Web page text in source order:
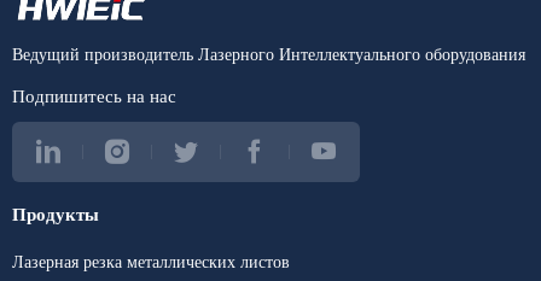
Ведущий производитель Лазерного Интеллектуального оборудования
Подпишитесь на нас
Продукты
Лазерная резка металлических листов